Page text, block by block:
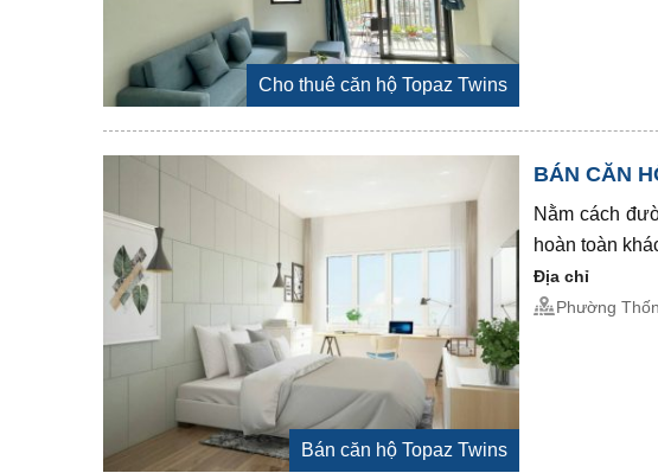
Cho thuê căn hộ Topaz Twins
Bán căn hộ Topaz Twins
BÁN CĂN
Nằm cách
hoàn toàn
Địa chỉ
Phường